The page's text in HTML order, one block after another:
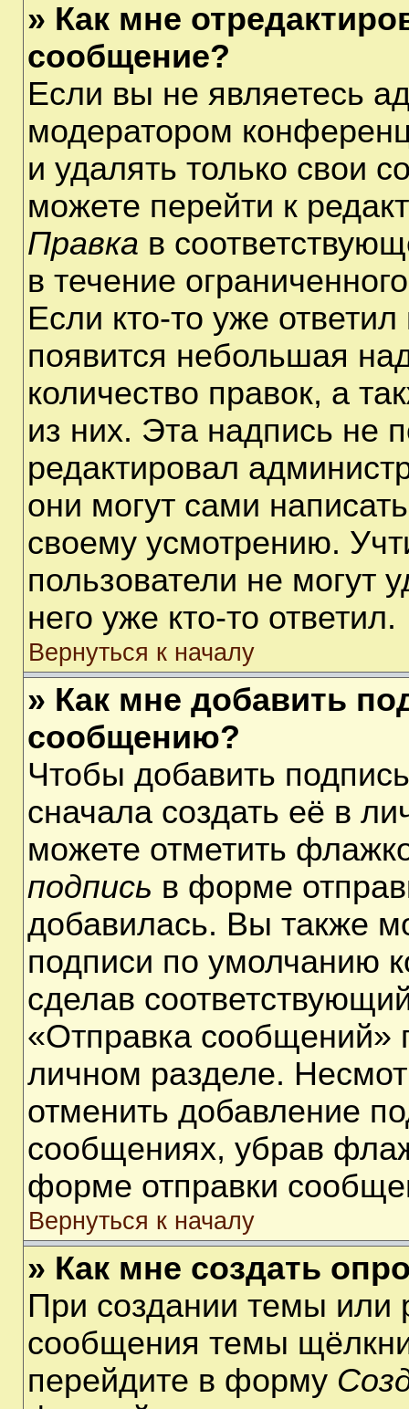
» Как мне
сообщение?
Если вы не являетесь
модератором
и удалять только свои
можете перейти к
Правка в
в течение
Если кто-то уже
появится небольшая
количество правок, а
из них. Эта надпись не
редактировал
они могут сами
своему усмотрению.
пользователи не могут
него уже кто-то ответил.
Вернуться к началу
» Как мне добавить
сообщению?
Чтобы добавить
сначала создать её в
можете отметить
подпись в форме
добавилась. Вы также
подписи по умолчанию
сделав
«Отправка сообщений»
личном разделе.
отменить добавление
сообщениях, убрав
форме отправки
Вернуться к началу
» Как мне создать
При создании темы или
сообщения темы
перейдите в форму